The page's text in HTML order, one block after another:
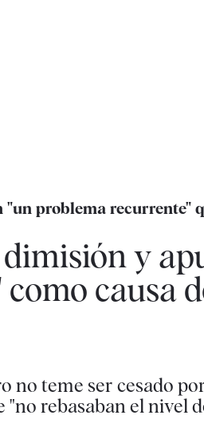
"un problema recurrente"
y
como causa
no teme ser cesado
rebasaban el nivel